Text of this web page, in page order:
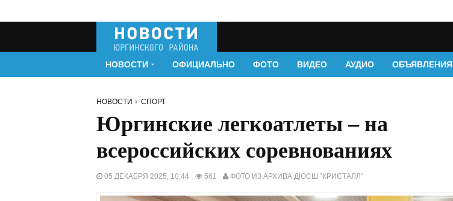
НОВОСТИ ОФИЦИАЛЬНО ФОТО ВИДЕО АУДИО ОБЪЯВЛЕНИЯ
НОВОСТИ СПОРТ
Юргинские легкоатлеты – на
всероссийских соревнованиях
05 ДЕКАБРЯ 2025, 10:44 561 ФОТО ИЗ АРХИВА ДЮСШ "КРИСТАЛЛ"